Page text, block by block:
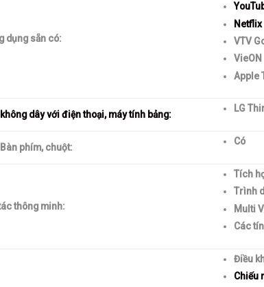
dụng sẵn có:
Netflix
VTV
VieON
Apple
không dây với điện thoại, máy tính bảng:
LG
phím, chuột:
Có
thông minh:
Tích
Trình
Multi
Các
Điều
Chiếu